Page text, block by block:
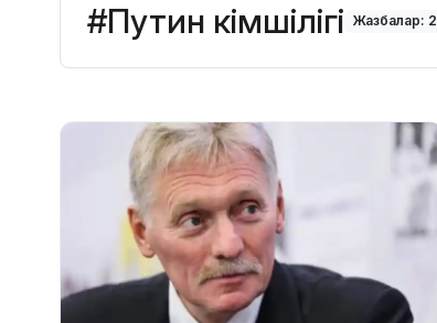
#Путин әкімшілігі Жазбалар: 2